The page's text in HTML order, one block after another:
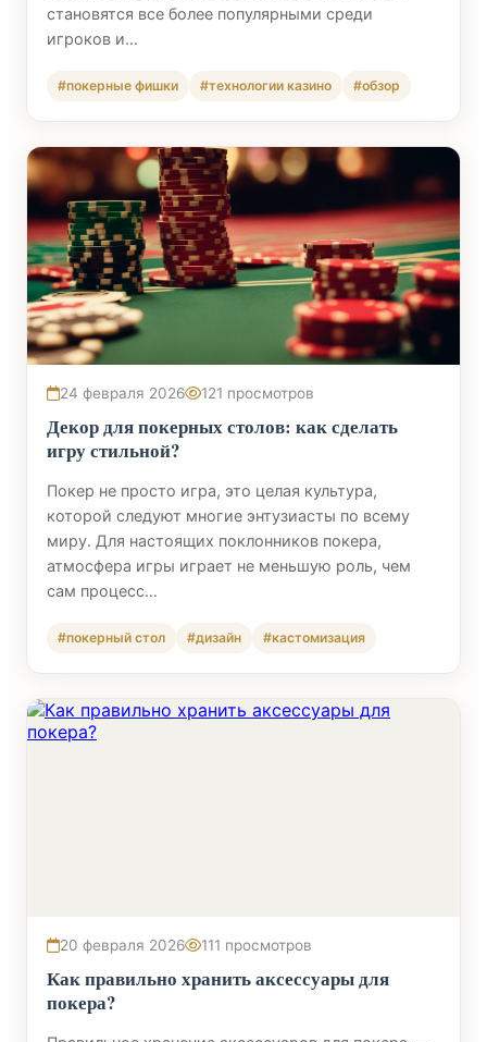
становятся все более популярными среди
игроков и…
#покерные фишки #технологии казино #обзор
24 февраля 2026 121 просмотров
Декор для покерных столов: как сделать
игру стильной?
Покер не просто игра, это целая культура,
которой следуют многие энтузиасты по всему
миру. Для настоящих поклонников покера,
атмосфера игры играет не меньшую роль, чем
сам процесс…
#покерный стол #дизайн #кастомизация
20 февраля 2026 111 просмотров
Как правильно хранить аксессуары для
покера?